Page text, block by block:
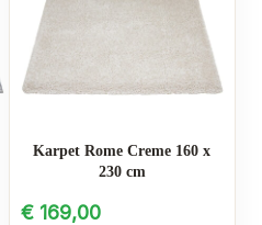
Karpet Rome Creme 160 x
230 cm
€169,00